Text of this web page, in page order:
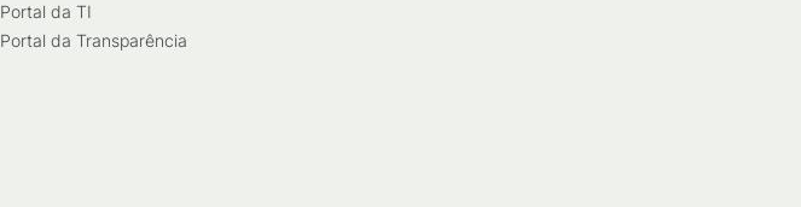
Portal da TI
Portal da Transparência